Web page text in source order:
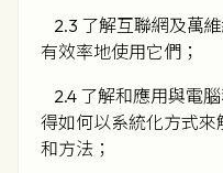
2.3 了解互聯網及萬
有效率地使用它們；
2.4 了解和應用與電
得如何以系統化方式
和方法；